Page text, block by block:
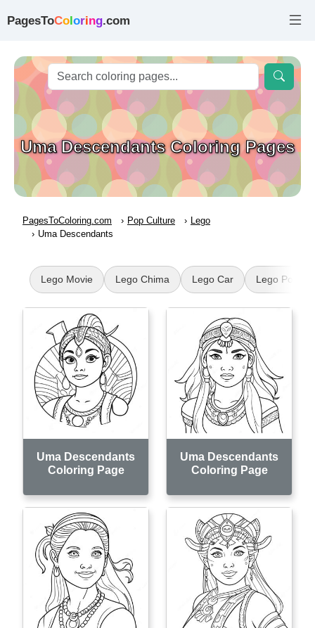
PagesToColoring.com
Uma Descendants Coloring Pages
PagesToColoring.com Pop Culture
Lego
Uma Descendants
Lego Movie Lego Chima Lego Car Lego
Uma Descendants
Coloring Page
Uma Descendants
Coloring Page